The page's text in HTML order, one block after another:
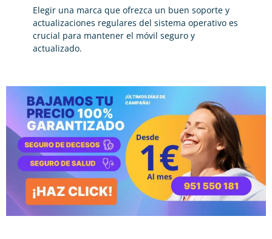
Elegir una marca que ofrezca un buen soporte y
actualizaciones regulares del sistema operativo es
crucial para mantener el móvil seguro y
actualizado.